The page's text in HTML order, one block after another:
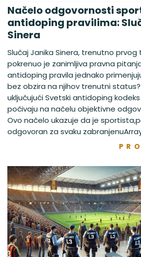
Načelo odgovornosti
antidoping pravilima:
Sinera
Slučaj Janika Sinera, trenutno prvog
pokrenuo je zanimljiva pravna
antidoping pravila jednako
bez obzira na njihov trenutni
uključujući Svetski antidoping
počivaju na načelu objektivne
Ovo načelo ukazuje da je
odgovoran za svaku